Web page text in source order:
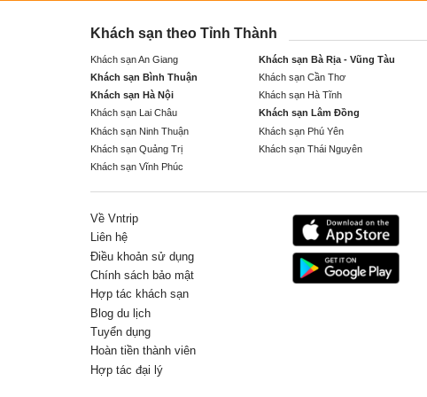
Khách sạn theo Tỉnh Thành
Khách sạn An Giang Khách sạn Bà Rịa - Vũng Tàu
Khách sạn Bình Thuận
Khách sạn Cần Thơ
Khách sạn Hà Nội
Khách sạn Hà Tĩnh
Khách sạn Lai Châu
Khách sạn Lâm Đồng
Khách sạn Ninh Thuận
Khách sạn Phú Yên
Khách sạn Quảng Trị
Khách sạn Thái Nguyên
Khách sạn Vĩnh Phúc
Về Vntrip
Liên hệ
Điều khoản sử dụng
Chính sách bảo mật
Hợp tác khách sạn
Blog du lịch
Tuyển dụng
Hoàn tiền thành viên
Hợp tác đại lý